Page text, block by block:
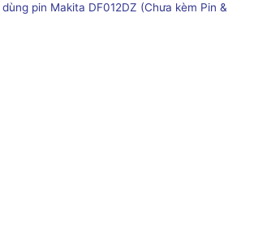
pin Makita DF012DZ (Chưa kèm Pin &